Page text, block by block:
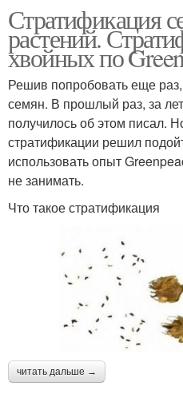
Стратификация
растений.
хвойных по
Решив попробовать еще
семян. В прошлый раз, за
получилось об этом писал.
стратификации решил
использовать опыт
не занимать.
Что такое стратификация
читать дальше →